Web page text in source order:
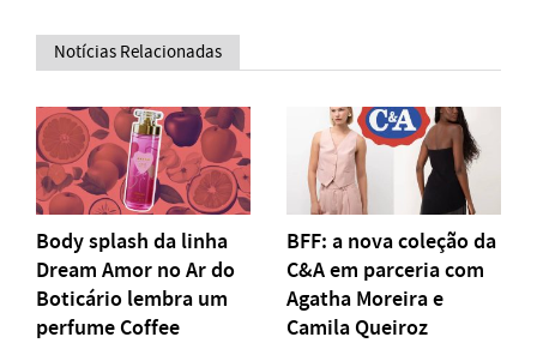
Notícias Relacionadas
Body splash da linha
Dream Amor no Ar do
Boticário lembra um
perfume Coffee
BFF: a nova coleção da
C&A em parceria com
Agatha Moreira e
Camila Queiroz